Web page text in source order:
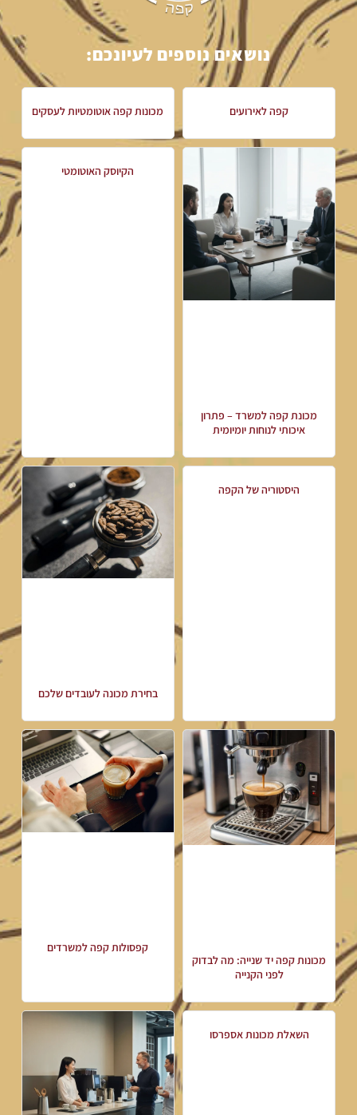
נושאים נוספים לעיונכם:
קפה לאירועים מכונות קפה אוטומטיות לעסקים
מכונת קפה למשרד – פתרון
איכותי לנוחות יומיומית
הקיוסק האוטומטי
היסטוריה של הקפה
בחירת מכונה לעובדים שלכם
מכונות קפה יד שנייה: מה לבדוק
לפני הקנייה
קפסולות קפה למשרדים
השאלת מכונות אספרסו